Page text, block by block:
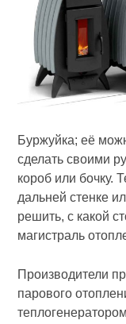
Буржуйка; её
сделать своими
короб или бочку.
дальней стенке
решить, с какой
магистраль
Производители
парового